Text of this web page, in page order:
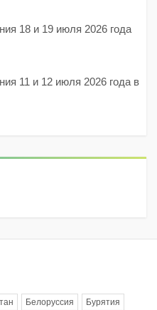
18 и 19 июля 2026 года
11 и 12 июля 2026 года в
Белоруссия Бурятия